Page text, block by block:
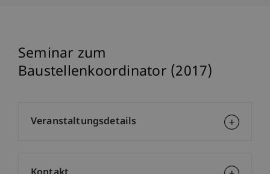
Seminar zum
Baustellenkoordinator (2017)
Veranstaltungsdetails